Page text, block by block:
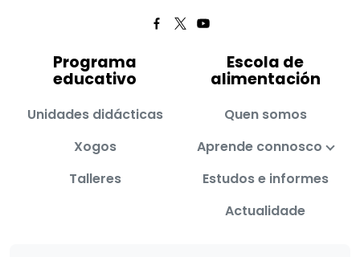
Programa
educativo
Unidades didácticas
Xogos
Talleres
Escola de
alimentación
Quen somos
Aprende connosco
Estudos e informes
Actualidade